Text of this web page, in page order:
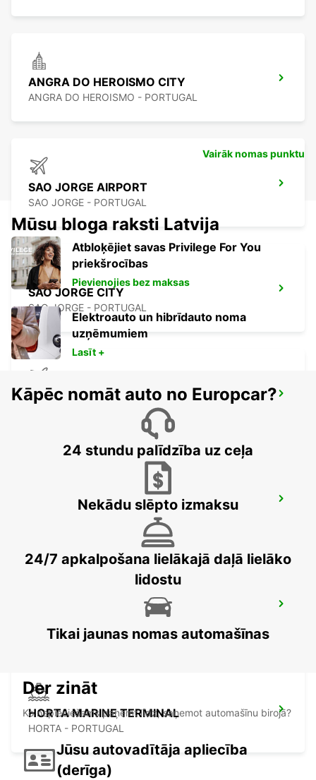
ANGRA DO HEROISMO CITY
ANGRA DO HEROISMO - PORTUGAL
SAO JORGE AIRPORT
SAO JORGE - PORTUGAL
SAO JORGE CITY
SAO JORGE - PORTUGAL
PICO AIRPORT
PICO CITY
HORTA MARINE TERMINAL
HORTA - PORTUGAL
Vairāk nomas punktu
Mūsu bloga raksti Latvija
Atbloķējiet savas Privilege For You
priekšrocības
Pievienojies bez maksas
Elektroauto un hibrīdauto noma
uzņēmumiem
Lasīt +
Kāpēc nomāt auto no Europcar?
24 stundu palīdzība uz ceļa
Nekādu slēpto izmaksu
24/7 apkalpošana lielākajā daļā lielāko
lidostu
Tikai jaunas nomas automašīnas
Der zināt
Ko nepieciešams paņemt līdz, saņemot automašīnu birojā?
Jūsu autovadītāja apliecība
(derīga)